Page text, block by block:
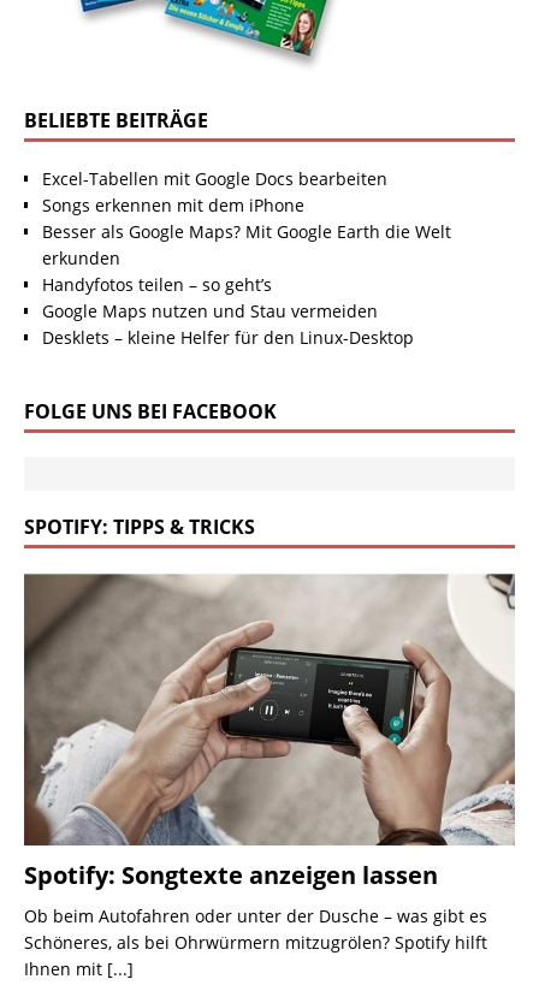
BELIEBTE BEITRÄGE
Excel-Tabellen mit Google Docs bearbeiten
Songs erkennen mit dem iPhone
Besser als Google Maps? Mit Google Earth die Welt
erkunden
Handyfotos teilen – so geht’s
Google Maps nutzen und Stau vermeiden
Desklets – kleine Helfer für den Linux-Desktop
FOLGE UNS BEI FACEBOOK
SPOTIFY: TIPPS & TRICKS
Spotify: Songtexte anzeigen lassen
Ob beim Autofahren oder unter der Dusche – was gibt es
Schöneres, als bei Ohrwürmern mitzugrölen? Spotify hilft
Ihnen mit [...]